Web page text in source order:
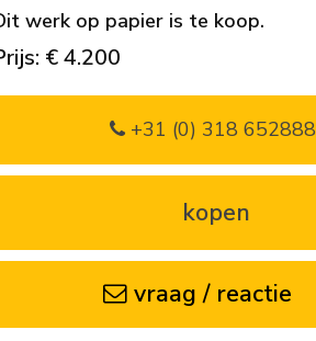
werk op papier is te koop.
€ 4.200
+31 (0) 318 652888
kopen
vraag / reactie